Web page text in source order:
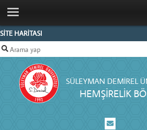
SİTE HARİTASI
SÜLEYMAN DEMIREL
HEMŞİRELİK
ANA SAYFA
KURUMSAL
PERSONEL
EĞİTİM
AKREDITASYON